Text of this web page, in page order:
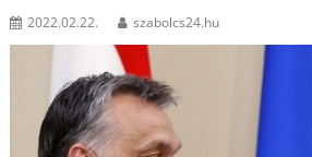
2022.02.22. szabolcs24.hu